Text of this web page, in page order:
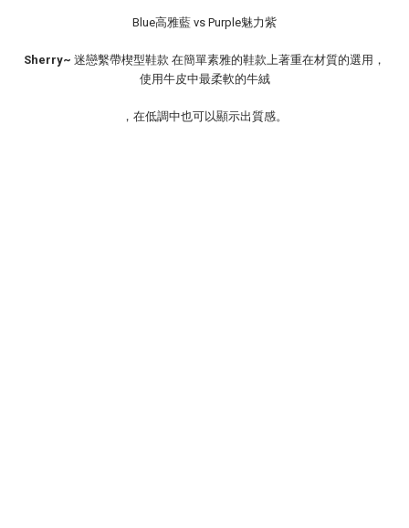
Blue高雅藍 vs Purple魅力紫
Sherry~ 迷戀繫帶楔型鞋款 在簡單素雅的鞋款上著重在材質的選用，
使用牛皮中最柔軟的牛絨
，在低調中也可以顯示出質感。